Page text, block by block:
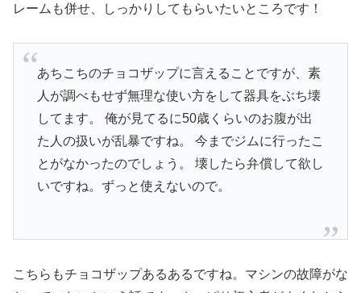
レームも併せ、しっかりしてもらいたいところです！
あちこちのチョコザップに言えることですが、素
人が調べもせず無理な使い方をして器具をぶち壊
してます。 俺が見てるに50歳くらいのお腹が出
た人の扱いが乱暴ですね。 今までジムに行ったこ
とがなかったのでしょう。 壊したら弁償して欲し
いですね。ずっと使えないので。
こちらもチョコザップあるあるですね。マシンの故障がな